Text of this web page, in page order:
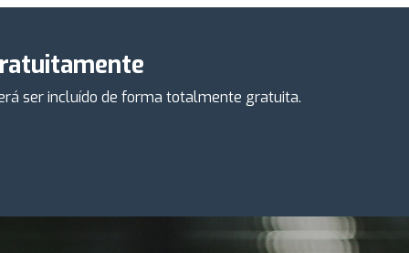
ser incluído de forma totalmente gratuita.